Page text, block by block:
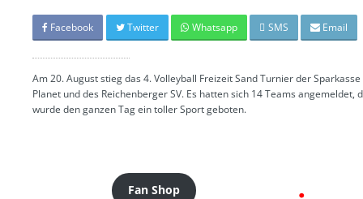
15.
MÄRZ
2024
-
UHR
Facebook Twitter Whatsapp SMS Email
Am 20. August stieg das 4. Volleyball Freizeit Sand Turnier der Sparkasse
Planet und des Reichenberger SV. Es hatten sich 14 Teams angemeldet,
wurde den ganzen Tag ein toller Sport geboten.
Fan Shop